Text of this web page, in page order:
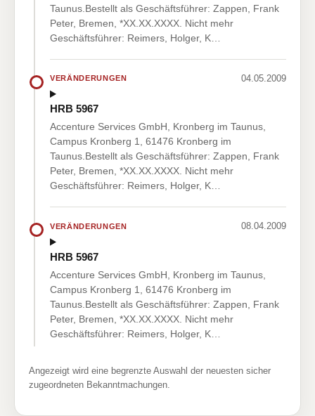
Taunus.Bestellt als Geschäftsführer: Zappen, Frank
Peter, Bremen, *XX.XX.XXXX. Nicht mehr
Geschäftsführer: Reimers, Holger, K…
VERÄNDERUNGEN 04.05.2009
HRB 5967
Accenture Services GmbH, Kronberg im Taunus,
Campus Kronberg 1, 61476 Kronberg im
Taunus.Bestellt als Geschäftsführer: Zappen, Frank
Peter, Bremen, *XX.XX.XXXX. Nicht mehr
Geschäftsführer: Reimers, Holger, K…
VERÄNDERUNGEN 08.04.2009
HRB 5967
Accenture Services GmbH, Kronberg im Taunus,
Campus Kronberg 1, 61476 Kronberg im
Taunus.Bestellt als Geschäftsführer: Zappen, Frank
Peter, Bremen, *XX.XX.XXXX. Nicht mehr
Geschäftsführer: Reimers, Holger, K…
Angezeigt wird eine begrenzte Auswahl der neuesten sicher
zugeordneten Bekanntmachungen.